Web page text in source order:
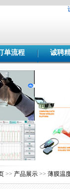
单流程 诚聘
>> 产品展示 >> 薄膜温